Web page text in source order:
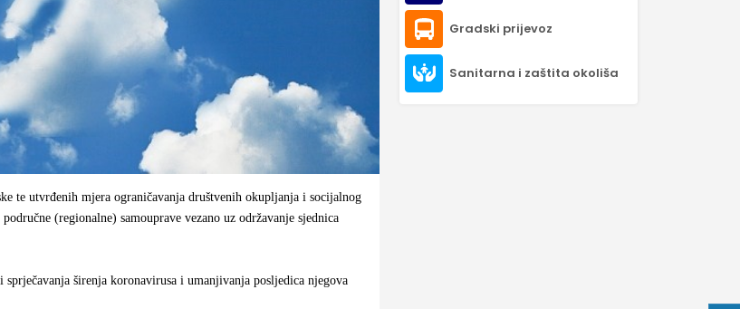
te utvrđenih mjera ograničavanja društvenih okupljanja i socijalnog
(regionalne) samouprave vezano uz održavanje sjednica
širenja koronavirusa i umanjivanja posljedica njegova
Gradski prijevoz
Sanitarna i zaštita okoliša